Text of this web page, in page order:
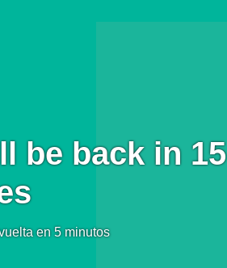
be back in 15
en 5 minutos